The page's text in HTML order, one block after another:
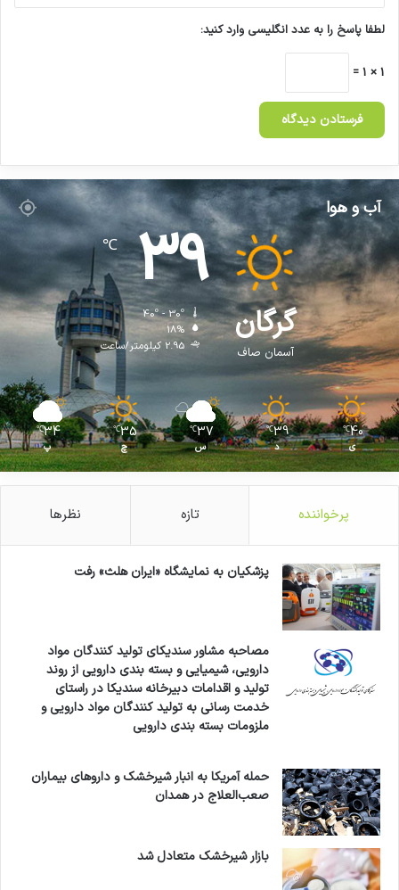
لطفا پاسخ را به عدد انگلیسی وارد کنید:
1 × 1 =
آب و هوا
گرگان
آسمان صاف
39
℃
40º - 30º
18%
2.95 کیلومتر/ساعت
40
℃
ی
39
℃
د
37
℃
س
35
℃
چ
34
℃
پ
پرخواننده تازه نظرها
پزشکیان به نمایشگاه «ایران هلث» رفت
مصاحبه مشاور سندیکای تولید کنندگان مواد
دارویی، شیمیایی و بسته بندی دارویی از روند
تولید و اقدامات دبیرخانه سندیکا در راستای
خدمت رسانی به تولید کنندگان مواد دارویی و
ملزومات بسته بندی دارویی
حمله آمریکا به انبار شیرخشک و داروهای بیماران
صعب‌العلاج در همدان
بازار شیرخشک متعادل شد